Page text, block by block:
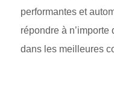
performantes et
répondre à n’importe
dans les meilleures